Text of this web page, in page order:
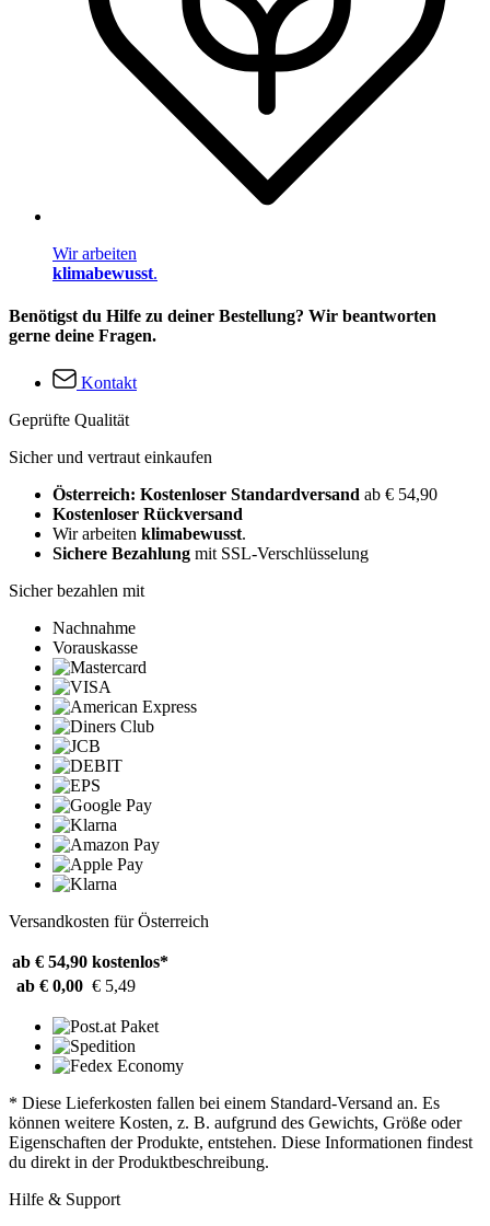
Wir arbeiten
klimabewusst.
Benötigst du Hilfe zu deiner Bestellung? Wir beantworten
gerne deine Fragen.
Kontakt
Geprüfte Qualität
Sicher und vertraut einkaufen
Österreich: Kostenloser Standardversand ab € 54,90
Kostenloser Rückversand
Wir arbeiten klimabewusst.
Sichere Bezahlung mit SSL-Verschlüsselung
Sicher bezahlen mit
Nachnahme
Vorauskasse
Versandkosten für Österreich
ab € 54,90 kostenlos*
ab € 0,00 € 5,49
* Diese Lieferkosten fallen bei einem Standard-Versand an. Es
können weitere Kosten, z. B. aufgrund des Gewichts, Größe oder
Eigenschaften der Produkte, entstehen. Diese Informationen findest
du direkt in der Produktbeschreibung.
Hilfe & Support